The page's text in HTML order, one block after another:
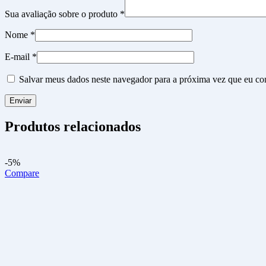
Sua avaliação sobre o produto *
Nome *
E-mail *
Salvar meus dados neste navegador para a próxima vez que eu
Produtos relacionados
-5%
Compare